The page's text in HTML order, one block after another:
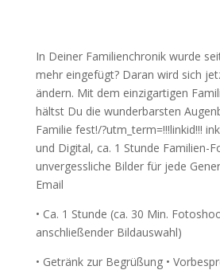
In Deiner Familienchronik wurde
mehr eingefügt? Daran wird sich
ändern. Mit dem einzigartigen
hältst Du die wunderbarsten
Familie fest!/?utm_term=!!!linkid!!!
und Digital, ca. 1 Stunde Familien-
unvergessliche Bilder für jede
Email
• Ca. 1 Stunde (ca. 30 Min.
anschließender Bildauswahl)
• Getränk zur Begrüßung •